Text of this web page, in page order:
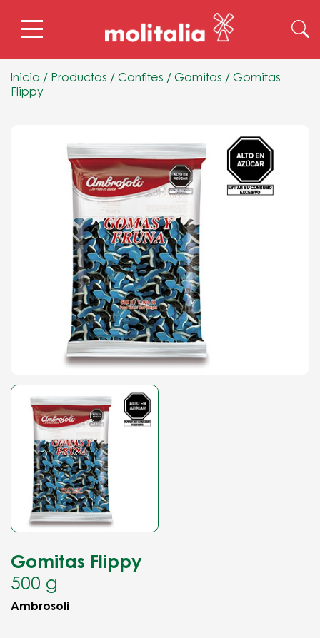
Inicio / Productos / Confites / Gomitas / Gomitas
Flippy
Gomitas Flippy
500 g
Ambrosoli